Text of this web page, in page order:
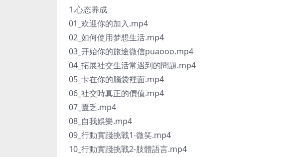
1.心态养成
01_欢迎你的加入.mp4
02_如何使用梦想生活.mp4
03_开始你的旅途微信puaooo.mp4
04_拓展社交生活常遇到的問題.mp4
05_卡在你的腦袋裡面.mp4
06_社交時真正的價值.mp4
07_匱乏.mp4
08_自我娛樂.mp4
09_行動實踐挑戰1-微笑.mp4
10_行動實踐挑戰2-肢體語言.mp4